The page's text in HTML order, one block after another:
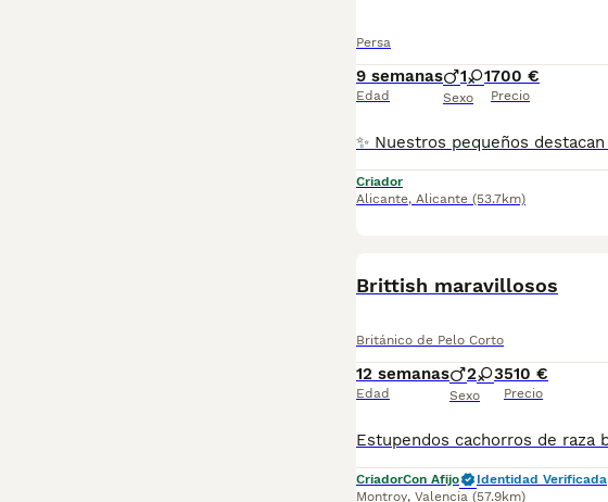
Persa
9 semanas
Edad
1 1
Sexo
700 €
Precio
Criador
Alicante, Alicante (53.7km)
Brittish maravillosos
Británico de Pelo Corto
12 semanas
Edad
2 3
Sexo
510 €
Precio
CriadorCon Afijo
Identidad Verificada
Montroy, Valencia (57.9km)